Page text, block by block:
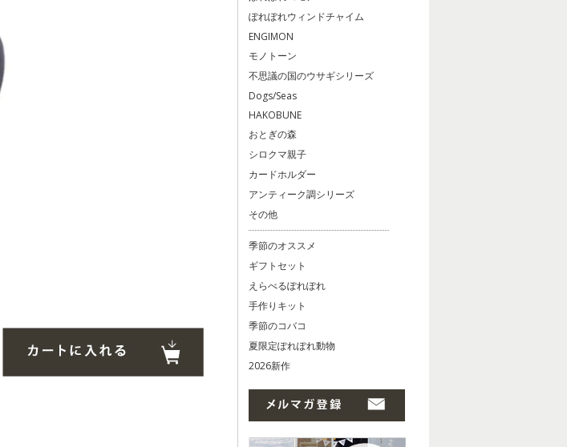
ぽれぽれウィンドチャイム
ENGIMON
モノトーン
不思議の国のウサギシリーズ
Dogs/Seas
HAKOBUNE
おとぎの森
シロクマ親子
カードホルダー
アンティーク調シリーズ
その他
季節のオススメ
ギフトセット
えらべるぽれぽれ
手作りキット
季節のコバコ
夏限定ぽれぽれ動物
2026新作